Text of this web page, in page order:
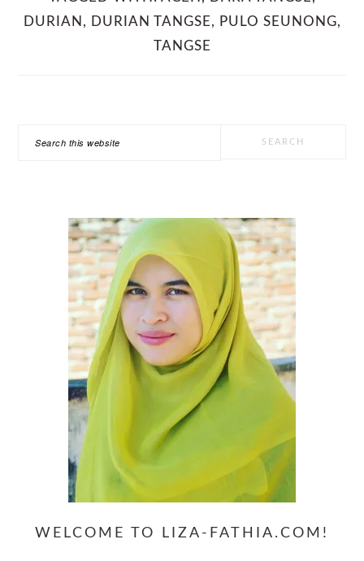
DURIAN , DURIAN TANGSE, PULO SEUNONG,
TANGSE
Search
WELCOME TO LIZA-FATHIA.COM!